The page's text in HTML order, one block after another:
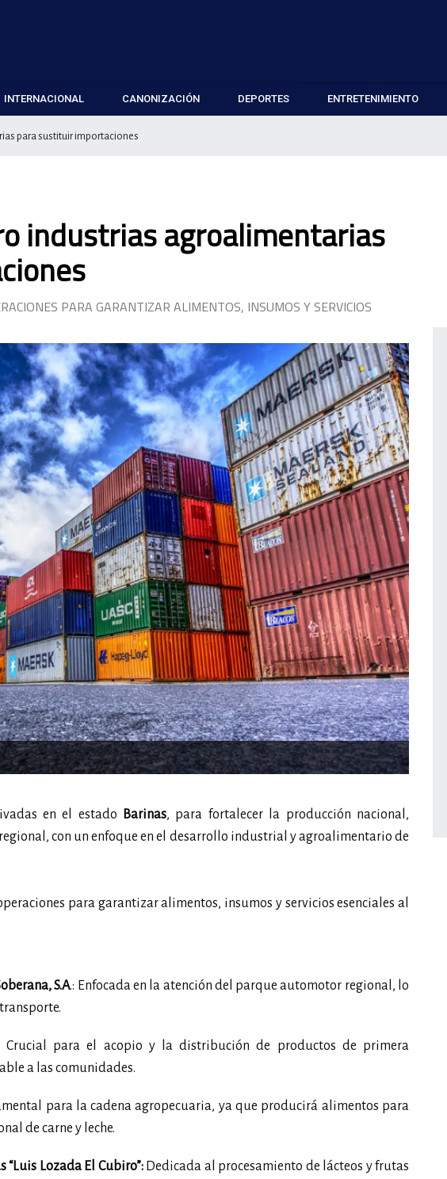
INTERNACIONAL CANONIZACIÓN DEPORTES ENTRETENIMIENTO
para sustituir importaciones
industrias agroalimentarias
PARA GARANTIZAR ALIMENTOS, INSUMOS Y SERVICIOS
en el estado Barinas, para fortalecer la producción nacional,
con un enfoque en el desarrollo industrial y agroalimentario de
para garantizar alimentos, insumos y servicios esenciales al
S.A.: Enfocada en la atención del parque automotor regional, lo
Crucial para el acopio y la distribución de productos de primera
a las comunidades.
para la cadena agropecuaria, ya que producirá alimentos para
de carne y leche.
“Luis Lozada El Cubiro”:Dedicada al procesamiento de lácteos y frutas